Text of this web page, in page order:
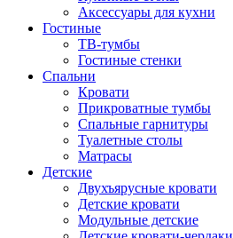
Аксессуары для кухни
Гостиные
ТВ-тумбы
Гостиные стенки
Спальни
Кровати
Прикроватные тумбы
Спальные гарнитуры
Туалетные столы
Матрасы
Детские
Двухъярусные кровати
Детские кровати
Модульные детские